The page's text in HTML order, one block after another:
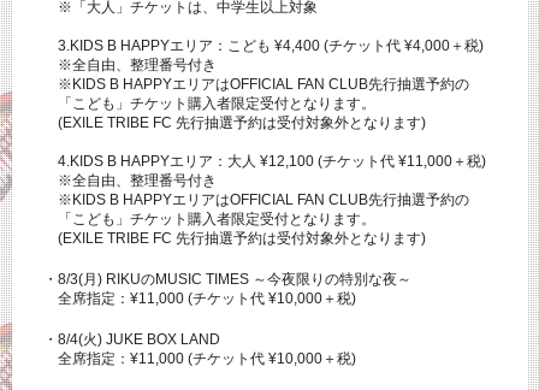
※「大人」チケットは、中学生以上対象
3.KIDS B HAPPYエリア：こども ¥4,400 (チケット代 ¥4,000＋税)
※全自由、整理番号付き
※KIDS B HAPPYエリアはOFFICIAL FAN CLUB先行抽選予約の
「こども」チケット購入者限定受付となります。
(EXILE TRIBE FC 先行抽選予約は受付対象外となります)
4.KIDS B HAPPYエリア：大人 ¥12,100 (チケット代 ¥11,000＋税)
※全自由、整理番号付き
※KIDS B HAPPYエリアはOFFICIAL FAN CLUB先行抽選予約の
「こども」チケット購入者限定受付となります。
(EXILE TRIBE FC 先行抽選予約は受付対象外となります)
・8/3(月) RIKUのMUSIC TIMES ～今夜限りの特別な夜～
全席指定：¥11,000 (チケット代 ¥10,000＋税)
・8/4(火) JUKE BOX LAND
全席指定：¥11,000 (チケット代 ¥10,000＋税)